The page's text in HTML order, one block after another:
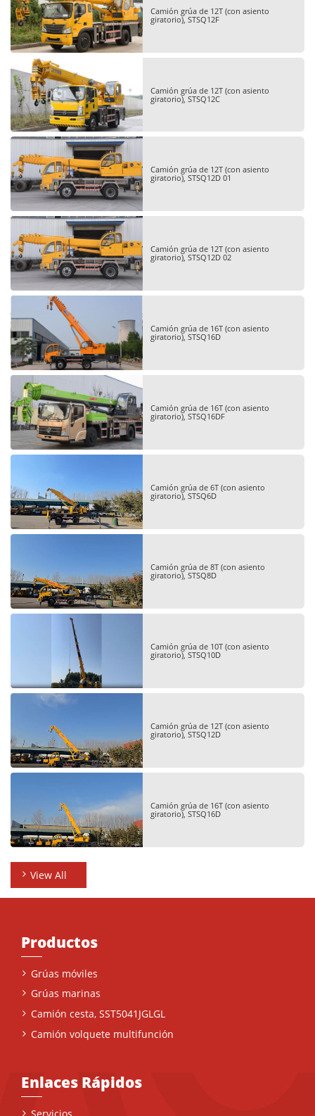
Camión grúa de 12T (con asiento
giratorio), STSQ12F
Camión grúa de 12T (con asiento
giratorio), STSQ12C
Camión grúa de 12T (con asiento
giratorio), STSQ12D 01
Camión grúa de 12T (con asiento
giratorio), STSQ12D 02
Camión grúa de 16T (con asiento
giratorio), STSQ16D
Camión grúa de 16T (con asiento
giratorio), STSQ16DF
Camión grúa de 6T (con asiento
giratorio), STSQ6D
Camión grúa de 8T (con asiento
giratorio), STSQ8D
Camión grúa de 10T (con asiento
giratorio), STSQ10D
Camión grúa de 12T (con asiento
giratorio), STSQ12D
Camión grúa de 16T (con asiento
giratorio), STSQ16D
View All
Productos
Grúas móviles
Grúas marinas
Camión cesta, SST5041JGLGL
Camión volquete multifunción
Enlaces Rápidos